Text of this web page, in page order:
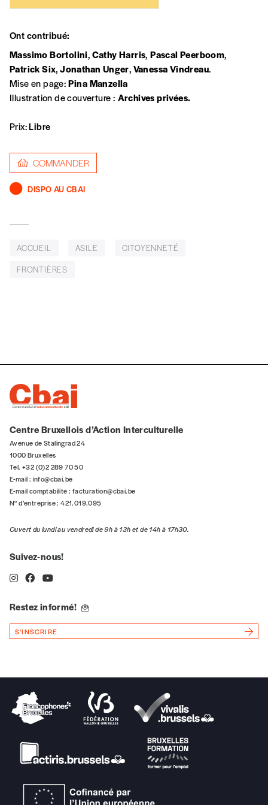
J’offre le(s) numéro(s)
Vos coordonnées
Nom*
Rue
Code postal
Pays
n°
Localité
Je souhaite recevoir une facture
J’ai lu et j’accepte votre politique
de confidentialité*
Lire notre
politique de protection des données
personnelles (RGPD)
Ajouter un message (facultatif)
transformé en saga. Côté politique, on pense et on
Ont contribué:
Massimo Bortolini,Cathy Harris, Pascal Peerboom,
Patrick Six,Jonathan Unger,Vanessa Vindreau.
Mise en page:Pina Manzella
Illustration de couverture : Archives privées.
Prix:Libre
COMMANDER
DISPO AU CBAI
ACCUEIL ASILE
CITOYENNETÉ
FRONTIÈRES
Centre Bruxellois d’Action Interculturelle
Avenue de Stalingrad 24
1000 Bruxelles
Tel. +32 (0)2 289 70 50
E-mail : info@cbai.be
E-mail comptabilité : facturation@cbai.be
N° d’entreprise : 421.019.095
Ouvert du lundi au vendredi de 9h à 13h et de 14h à 17h30.
Suivez-nous!
Restez informé!
S'INSCRIRE